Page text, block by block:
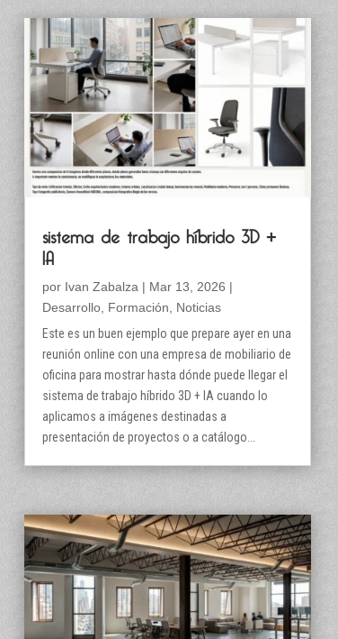
sistema de trabajo híbrido 3D +
IA
por Ivan Zabalza | Mar 13, 2026 |
Desarrollo Formación
Noticias
Este es un buen ejemplo que prepare ayer en una
reunión online con una empresa de mobiliario de
oficina para mostrar hasta dónde puede llegar el
sistema de trabajo híbrido 3D + IA cuando lo
aplicamos a imágenes destinadas a
presentación de proyectos o a catálogo...